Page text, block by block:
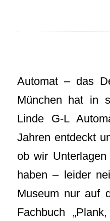
Automat – das
München hat in
Linde G-L
Jahren entdeckt
ob wir
haben – leider
Museum nur auf
Fachbuch